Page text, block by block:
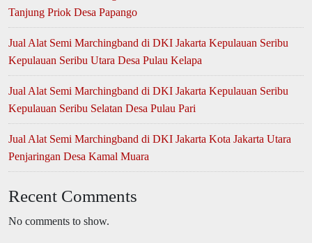
Tanjung Priok Desa Papango
Jual Alat Semi Marchingband di DKI Jakarta Kepulauan Seribu
Kepulauan Seribu Utara Desa Pulau Kelapa
Jual Alat Semi Marchingband di DKI Jakarta Kepulauan Seribu
Kepulauan Seribu Selatan Desa Pulau Pari
Jual Alat Semi Marchingband di DKI Jakarta Kota Jakarta Utara
Penjaringan Desa Kamal Muara
Recent Comments
No comments to show.